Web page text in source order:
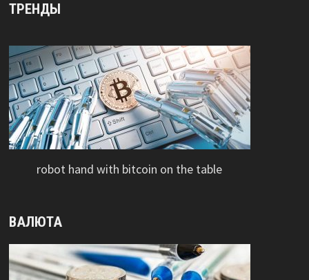
ТРЕНДЫ
robot hand with bitcoin on the table
ВАЛЮТА